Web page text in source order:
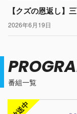
【クズの恩返し】
2026年6月19日
番組一覧